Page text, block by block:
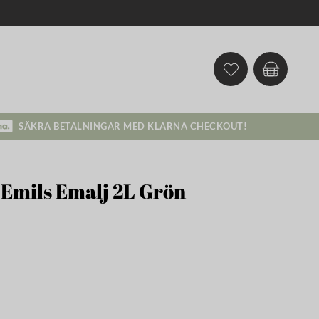
SÄKRA BETALNINGAR MED KLARNA CHECKOUT!
Emalj 2L Grön